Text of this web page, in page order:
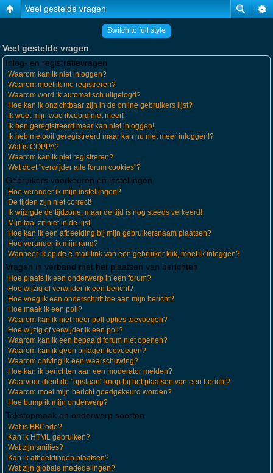
Veel gestelde vragen
Switch to full style
Veel gestelde vragen
Inlog- en registratievragen
Waarom kan ik niet inloggen?
Waarom moet ik me registreren?
Waarom word ik automatisch uitgelogd?
Hoe kan ik onzichtbaar zijn in de online gebruikers lijst?
Ik weet mijn wachtwoord niet meer!
Ik ben geregistreerd maar kan niet inloggen!
Ik heb me ooit geregistreerd maar kan nu niet meer inloggen!?
Wat is COPPA?
Waarom kan ik niet registreren?
Wat doet "verwijder alle forum cookies"?
Gebruikers voorkeuren en instellingen
Hoe verander ik mijn instellingen?
De tijden zijn niet correct!
Ik wijzigde de tijdzone, maar de tijd is nog steeds verkeerd!
Mijn taal zit niet in de lijst!
Hoe kan ik een afbeelding bij mijn gebruikersnaam plaatsen?
Hoe verander ik mijn rang?
Wanneer ik op de e-mail link van een gebruiker klik, moet ik inloggen?
Vragen in verband met het plaatsen van berichten
Hoe plaats ik een onderwerp in een forum?
Hoe wijzig of verwijder ik een bericht?
Hoe voeg ik een onderschrift toe aan mijn bericht?
Hoe maak ik een poll?
Waarom kan ik niet meer poll opties toevoegen?
Hoe wijzig of verwijder ik een poll?
Waarom kan ik een bepaald forum niet openen?
Waarom kan ik geen bijlagen toevoegen?
Waarom ontving ik een waarschuwing?
Hoe kan ik berichten aan een moderator melden?
Waarvoor dient de "opslaan" knop bij het plaatsen van een bericht?
Waarom moet mijn bericht goedgekeurd worden?
Hoe bump ik mijn onderwerp?
Tekstopmaak en onderwerp soorten
Wat is BBCode?
Kan ik HTML gebruiken?
Wat zijn smilies?
Kan ik afbeeldingen plaatsen?
Wat zijn globale mededelingen?